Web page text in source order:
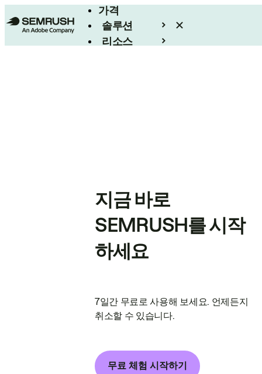
가격
솔루션
리소스
지금 바로
SEMRUSH를 시작
하세요
7일간 무료로 사용해 보세요. 언제든지
취소할 수 있습니다.
무료 체험 시작하기